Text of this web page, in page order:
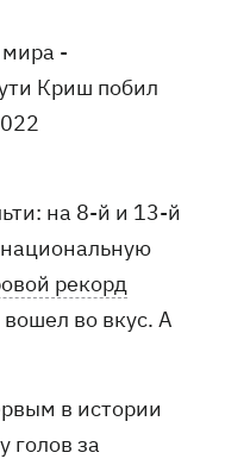
мира -
Криш побил
на 8-й и 13-й
рекорд
во вкус. А
в истории
голов за